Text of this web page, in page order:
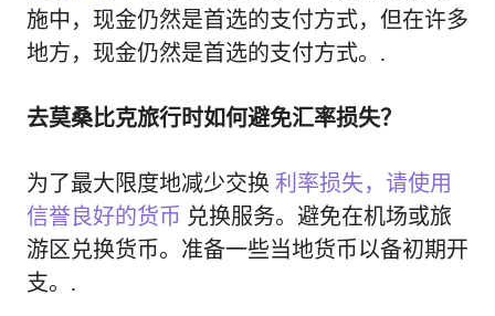
施中，现金仍然是首选的支付方式，但在许多
地方，现金仍然是首选的支付方式。.
去莫桑比克旅行时如何避免汇率损失？
为了最大限度地减少交换 利率损失，请使用
信誉良好的货币 兑换服务。避免在机场或旅
游区兑换货币。准备一些当地货币以备初期开
支。.